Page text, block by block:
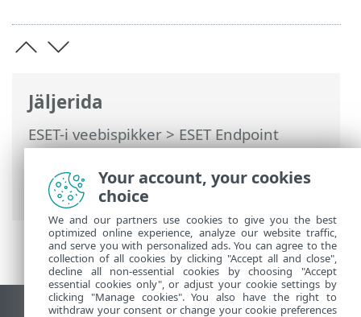
Jäljerida
ESET-i veebispikker>ESET Endpoint
Antivirus>Täpsem häälestus>Kaitsed>
Võrgukasutuse kaitse>Kaitse
võrgurünnakute eest (IDS)
Your account, your cookies
choice
We and our partners use cookies to give you the best
optimized online experience, analyze our website traffic,
and serve you with personalized ads. You can agree to the
collection of all cookies by clicking "Accept all and close",
decline all non-essential cookies by choosing "Accept
essential cookies only", or adjust your cookie settings by
clicking "Manage cookies". You also have the right to
withdraw your consent or change your cookie preferences